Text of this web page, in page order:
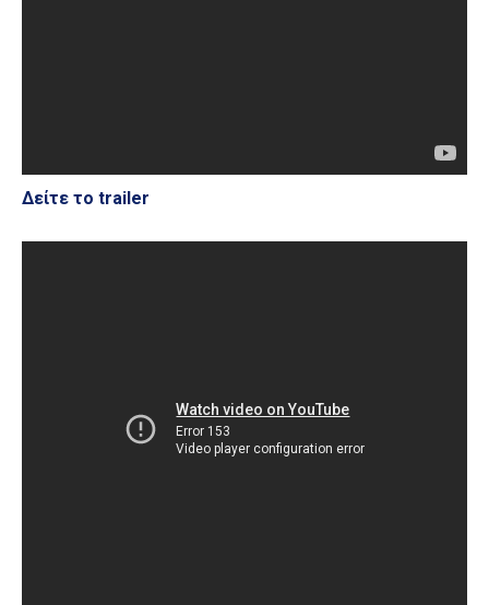
Δείτε το trailer